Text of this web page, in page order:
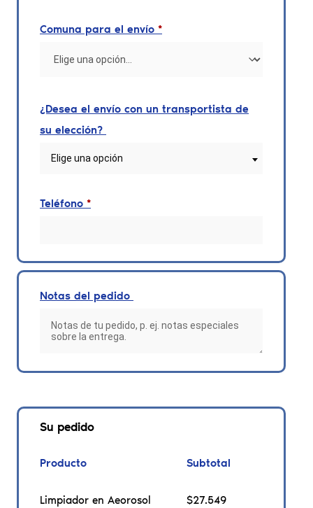
Comuna para el envío *
¿Desea el envío con un transportista de
su elección?
Elige una opción
Teléfono *
Notas del pedido
Su pedido
Producto Subtotal
Limpiador en Aeorosol
$27.549